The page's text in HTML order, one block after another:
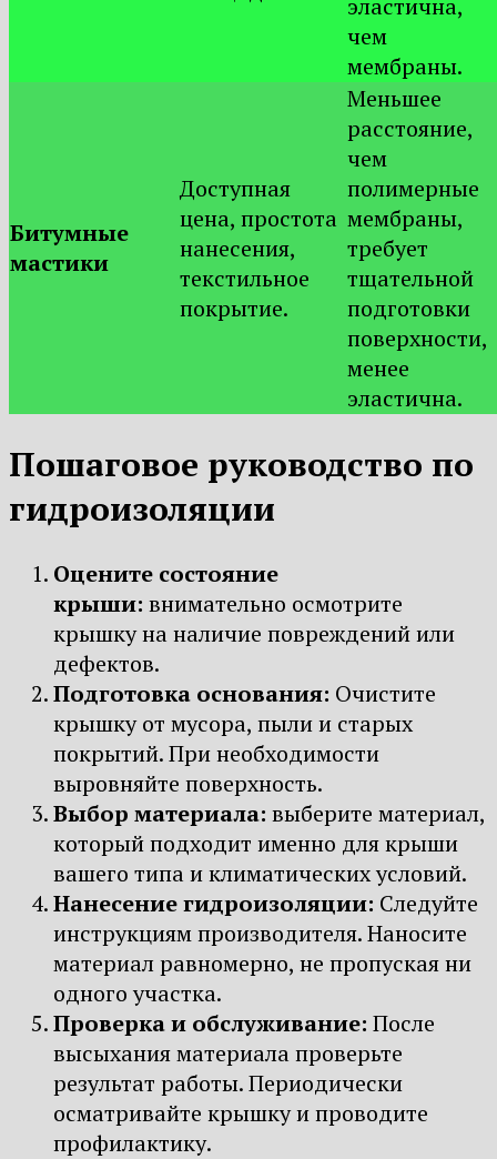
эластична,
чем
мембраны.
Битумные
мастики
Доступная
цена, простота
нанесения,
текстильное
покрытие.
Меньшее
расстояние,
чем
полимерные
мембраны,
требует
тщательной
подготовки
поверхности,
менее
эластична.
Пошаговое руководство по
гидроизоляции
Оцените состояние
крыши: внимательно осмотрите
крышку на наличие повреждений или
дефектов.
Подготовка основания: Очистите
крышку от мусора, пыли и старых
покрытий. При необходимости
выровняйте поверхность.
Выбор материала: выберите материал,
который подходит именно для крыши
вашего типа и климатических условий.
Нанесение гидроизоляции: Следуйте
инструкциям производителя. Наносите
материал равномерно, не пропуская ни
одного участка.
Проверка и обслуживание: После
высыхания материала проверьте
результат работы. Периодически
осматривайте крышку и проводите
профилактику.